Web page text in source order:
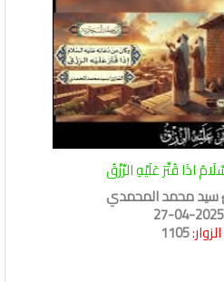
اذَا قُتِّرَ عَلَيْهِ الرِّزْقُ
سيد محمد المحمدي
2025-04-27
1105